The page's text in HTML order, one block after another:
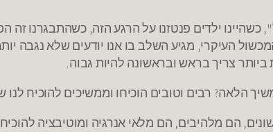
העיקרי, מגיע השלב בו אנו יודעים שלא נגבה
הלאה? רבים וטובים הוכיחו וממשיכים להוכיח לנו
הם מלהיבים, הם מלאי אנרגיה ומוטיבציה